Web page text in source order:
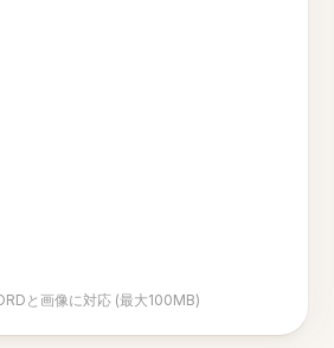
と画像に対応 (最大100MB)